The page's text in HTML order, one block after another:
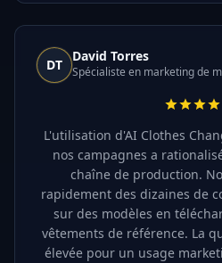
DT
David Torres
Spécialiste en marketing de
L'utilisation d'AI Clothes
nos campagnes a
chaîne de production.
rapidement des dizaines de
sur des modèles en
vêtements de référence. La
élevée pour un usage